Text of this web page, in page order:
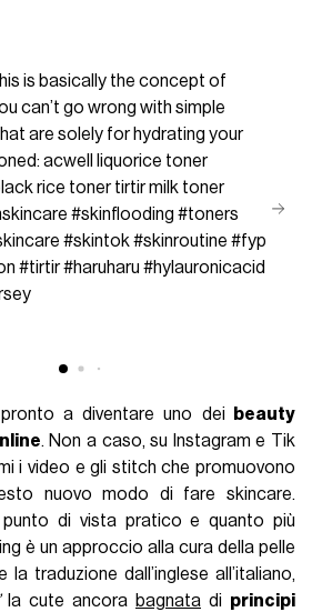
is basically the concept of
can’t go wrong with simple
are solely for hydrating your
acwell liquorice toner
rice toner tirtir milk toner
#skinflooding #toners
#skintok#skinroutine #fyp
#tirtir#haruharu #hylauronicacid
a diventare uno dei beauty
. Non a caso, su Instagram e Tik
i video e gli stitch che promuovono
nuovo modo di fare skincare.
punto di vista pratico e quanto più
è un approccio alla cura della pelle
traduzione dall’inglese all’italiano,
la cute ancora bagnata di principi